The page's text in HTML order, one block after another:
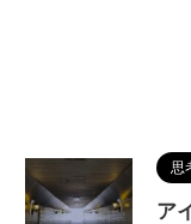
思
ア